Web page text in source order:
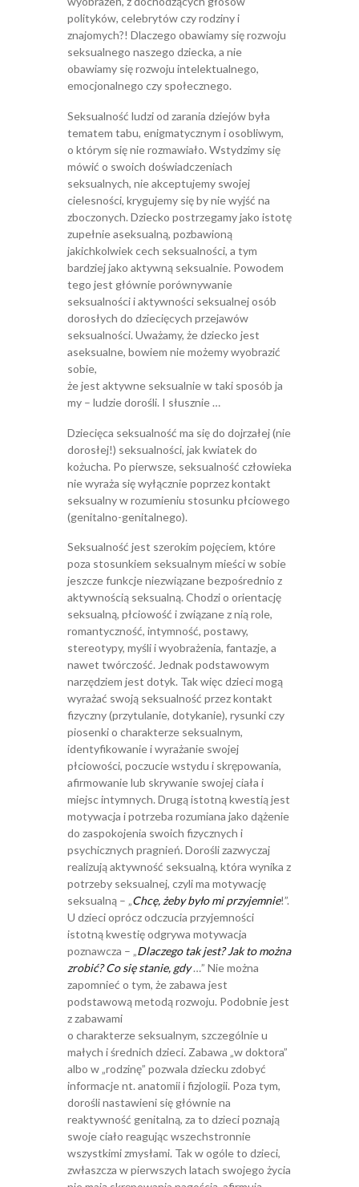
polityków, celebrytów czy rodziny i
znajomych?! Dlaczego obawiamy się rozwoju
seksualnego naszego dziecka, a nie
obawiamy się rozwoju intelektualnego,
emocjonalnego czy społecznego.
Seksualność ludzi od zarania dziejów była
tematem tabu, enigmatycznym i osobliwym,
o którym się nie rozmawiało. Wstydzimy się
mówić o swoich doświadczeniach
seksualnych, nie akceptujemy swojej
cielesności, krygujemy się by nie wyjść na
zboczonych. Dziecko postrzegamy jako istotę
zupełnie aseksualną, pozbawioną
jakichkolwiek cech seksualności, a tym
bardziej jako aktywną seksualnie. Powodem
tego jest głównie porównywanie
seksualności i aktywności seksualnej osób
dorosłych do dziecięcych przejawów
seksualności. Uważamy, że dziecko jest
aseksualne, bowiem nie możemy wyobrazić
sobie,
że jest aktywne seksualnie w taki sposób ja
my – ludzie dorośli. I słusznie …
Dziecięca seksualność ma się do dojrzałej (nie
dorosłej!) seksualności, jak kwiatek do
kożucha. Po pierwsze, seksualność człowieka
nie wyraża się wyłącznie poprzez kontakt
seksualny w rozumieniu stosunku płciowego
(genitalno-genitalnego).
Seksualność jest szerokim pojęciem, które
poza stosunkiem seksualnym mieści w sobie
jeszcze funkcje niezwiązane bezpośrednio z
aktywnością seksualną. Chodzi o orientację
seksualną, płciowość i związane z nią role,
romantyczność, intymność, postawy,
stereotypy, myśli i wyobrażenia, fantazje, a
nawet twórczość. Jednak podstawowym
narzędziem jest dotyk. Tak więc dzieci mogą
wyrażać swoją seksualność przez kontakt
fizyczny (przytulanie, dotykanie), rysunki czy
piosenki o charakterze seksualnym,
identyfikowanie i wyrażanie swojej
płciowości, poczucie wstydu i skrępowania,
afirmowanie lub skrywanie swojej ciała i
miejsc intymnych. Drugą istotną kwestią jest
motywacja i potrzeba rozumiana jako dążenie
do zaspokojenia swoich fizycznych i
psychicznych pragnień. Dorośli zazwyczaj
realizują aktywność seksualną, która wynika z
potrzeby seksualnej, czyli ma motywację
seksualną – „Chcę, żeby było mi przyjemnie!”.
U dzieci oprócz odczucia przyjemności
istotną kwestię odgrywa motywacja
poznawcza – „Dlaczego tak jest? Jak to można
zrobić? Co się stanie, gdy…” Nie można
zapomnieć o tym, że zabawa jest
podstawową metodą rozwoju. Podobnie jest
z zabawami
o charakterze seksualnym, szczególnie u
małych i średnich dzieci. Zabawa „w doktora”
albo w „rodzinę” pozwala dziecku zdobyć
informacje nt. anatomii i fizjologii. Poza tym,
dorośli nastawieni się głównie na
reaktywność genitalną, za to dzieci poznają
swoje ciało reagując wszechstronnie
wszystkimi zmysłami. Tak w ogóle to dzieci,
zwłaszcza w pierwszych latach swojego życia